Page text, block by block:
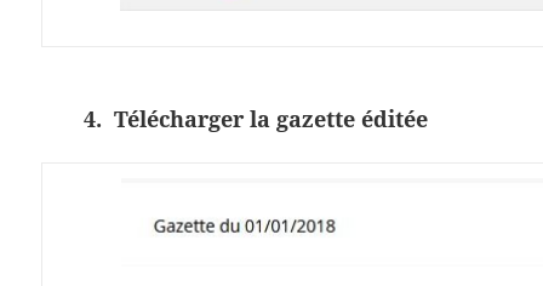
4. Télécharger la gazette éditée